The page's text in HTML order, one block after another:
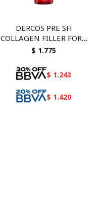
DERCOS PRE SH
COLLAGEN FILLER FORT
150
$ 1.775
$ 1.243
$ 1.420